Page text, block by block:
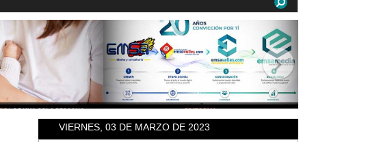
VIERNES, 03 DE MARZO DE 2023